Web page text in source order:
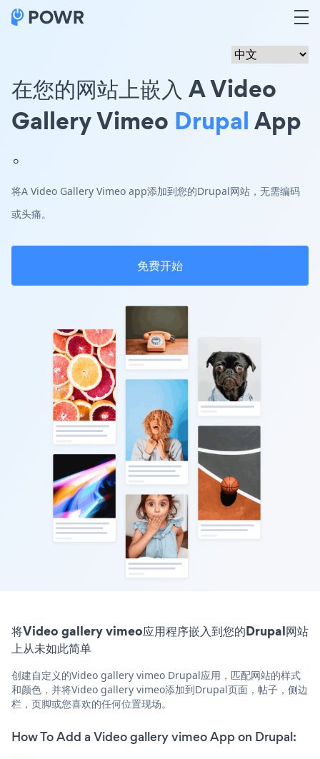
在您的网站上嵌入 A Video
Gallery Vimeo DrupalApp
。
将A Video Gallery Vimeo app添加到您的Drupal网站，无需编码
或头痛。
免费开始
将Video gallery vimeo应用程序嵌入到您的Drupal网站
上从未如此简单
创建自定义的Video gallery vimeo Drupal应用，匹配网站的样式
和颜色，并将Video gallery vimeo添加到Drupal页面，帖子，侧边
栏，页脚或您喜欢的任何位置现场。
How To Add a Video gallery vimeo App on Drupal: